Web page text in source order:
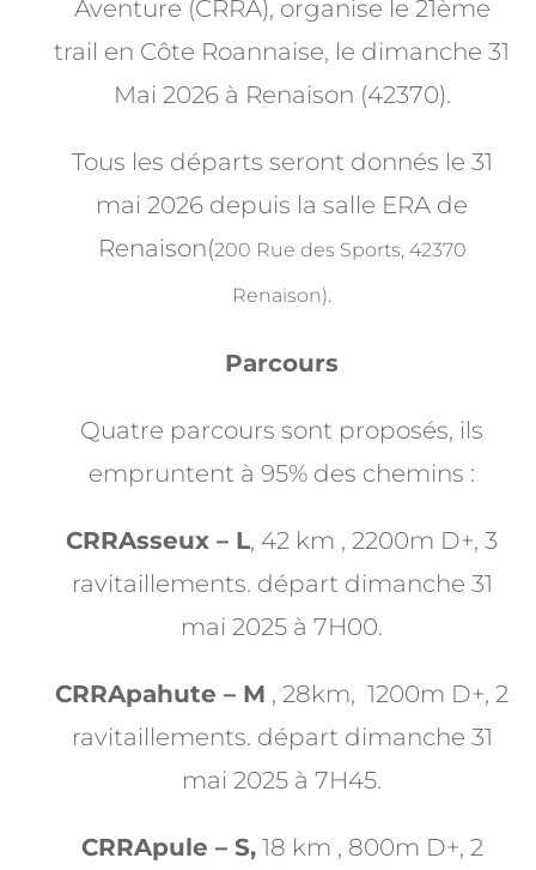
Aventure (CRRA), organise le 21ème
trail en Côte Roannaise, le dimanche 31
Mai 2026 à Renaison (42370).
Tous les départs seront donnés le 31
mai 2026 depuis la salle ERA de
Renaison(200 Rue des Sports, 42370
Renaison).
Parcours
Quatre parcours sont proposés, ils
empruntent à 95% des chemins :
CRRAsseux – L, 42 km , 2200m D+, 3
ravitaillements. départ dimanche 31
mai 2025 à 7H00.
CRRApahute – M , 28km, 1200m D+, 2
ravitaillements. départ dimanche 31
mai 2025 à 7H45.
CRRApule – S,18 km , 800m D+, 2